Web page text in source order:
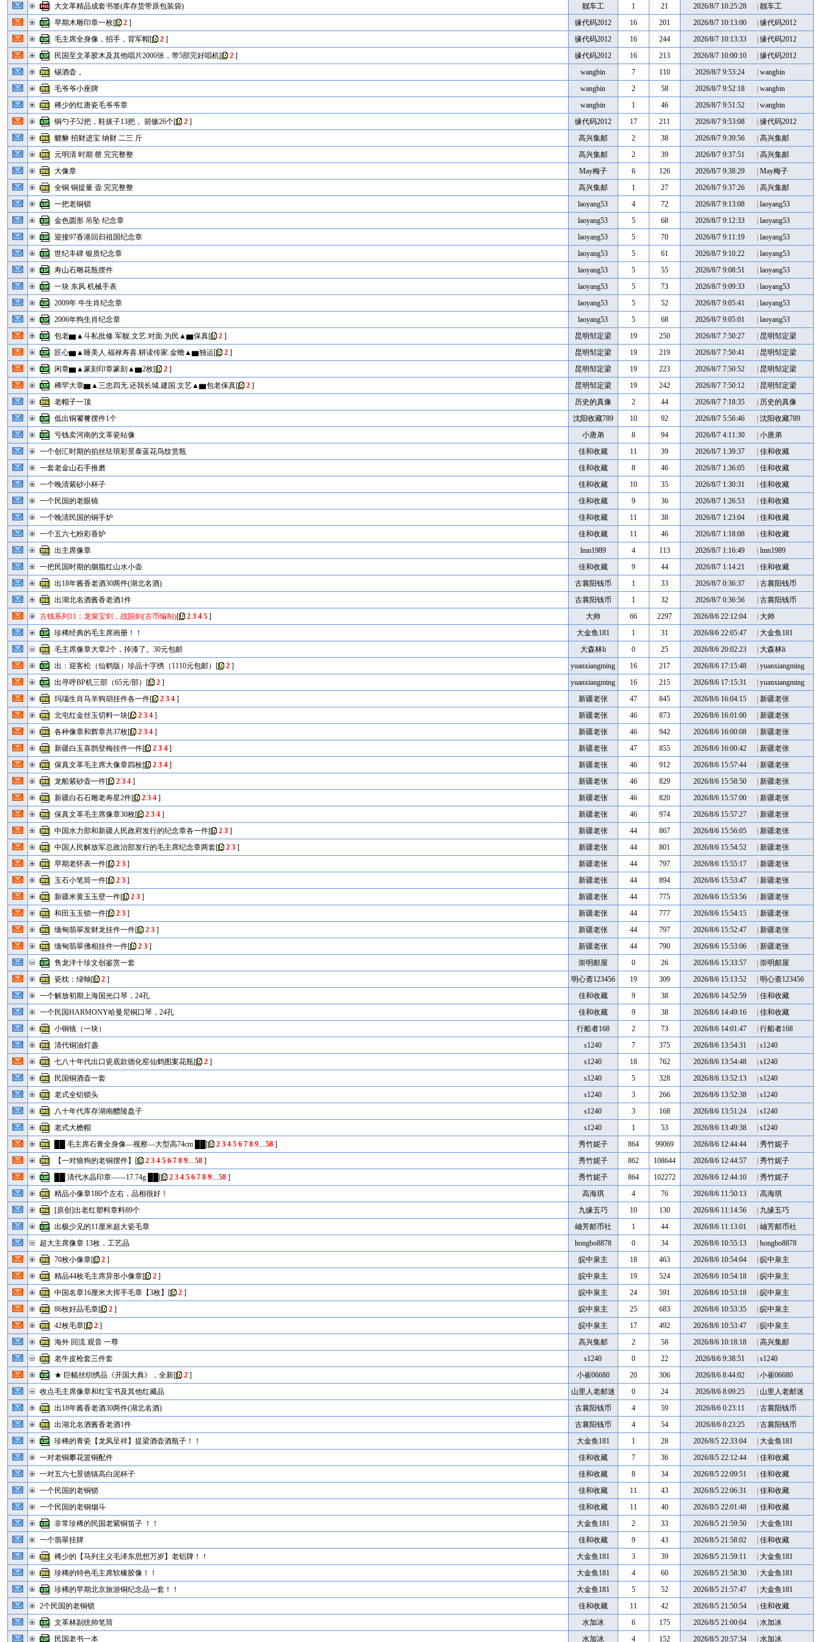
靓车工 1 21 2026/8/7 10:25:28 靓车工
大文革精品成套书签(库存货带原包装袋)
缘代码2012
16 201 2026/8/7 10:13:00 缘代码2012
早期木雕印章一枚[ 2 ]
缘代码2012
16 244 2026/8/7 10:13:33 缘代码2012
毛主席全身像，招手，背军帽[ 2 ]
缘代码2012
16 213 2026/8/7 10:00:10 缘代码2012
民国至文革胶木及其他唱片2000张，带5部完好唱机[ 2 ]
wangbin
7 110 2026/8/7 9:53:24 wangbin
锡酒壶，
wangbin
2 58 2026/8/7 9:52:18 wangbin
毛爷爷小座牌
wangbin
1 46 2026/8/7 9:51:52 wangbin
稀少的红唐瓷毛爷爷章
缘代码2012
17 211 2026/8/7 9:53:08 缘代码2012
铜勺子52把，鞋拔子13把， 箭镞26个[ 2 ]
高兴集邮
2 38 2026/8/7 9:39:56 高兴集邮
貔貅 招财进宝 纳财 二三 斤
高兴集邮
2 39 2026/8/7 9:37:51 高兴集邮
元明清 时期 罄 完完整整
May梅子
6 126 2026/8/7 9:38:29 May梅子
大像章
高兴集邮
1 27 2026/8/7 9:37:26 高兴集邮
全铜 铜提量 壶 完完整整
laoyang53
4 72 2026/8/7 9:13:08 laoyang53
一把老铜锁
laoyang53
5 68 2026/8/7 9:12:33 laoyang53
金色圆形 吊坠 纪念章
laoyang53
5 70 2026/8/7 9:11:19 laoyang53
迎接97香港回归祖国纪念章
laoyang53
5 61 2026/8/7 9:10:22 laoyang53
世纪丰碑 银质纪念章
laoyang53
5 55 2026/8/7 9:08:51 laoyang53
寿山石雕花瓶摆件
laoyang53
5 73 2026/8/7 9:09:33 laoyang53
一块 东风 机械手表
laoyang53
5 52 2026/8/7 9:05:41 laoyang53
2009年 牛生肖纪念章
laoyang53
5 68 2026/8/7 9:05:01 laoyang53
2006年狗生肖纪念章
昆明邹定梁
19 250 2026/8/7 7:50:27 昆明邹定梁
包老▆▲斗私批修.军舰.文艺.对面.为民▲▆保真[ 2 ]
昆明邹定梁
19 219 2026/8/7 7:50:41 昆明邹定梁
匠心▆▲睡美人.福禄寿喜.耕读传家.金蟾▲▆独运[ 2 ]
昆明邹定梁
19 223 2026/8/7 7:50:52 昆明邹定梁
闲章▆▲篆刻印章篆刻▲▆2枚[ 2 ]
昆明邹定梁
19 242 2026/8/7 7:50:12 昆明邹定梁
稀罕大章▆▲三忠四无.还我长城.建国.文艺▲▆包老保真[ 2 ]
历史的真像
2 44 2026/8/7 7:18:35 历史的真像
老帽子一顶
沈阳收藏789
10 92 2026/8/7 5:56:46 沈阳收藏789
低出铜饕餮摆件1个
小唐弟
8 94 2026/8/7 4:11:30 小唐弟
亏钱卖河南的文革瓷站像
佳和收藏
11 39 2026/8/7 1:39:37 佳和收藏
一个创汇时期的掐丝珐琅彩景泰蓝花鸟纹赏瓶
佳和收藏
8 46 2026/8/7 1:36:05 佳和收藏
一套老金山石手推磨
佳和收藏
10 35 2026/8/7 1:30:31 佳和收藏
一个晚清紫砂小杯子
佳和收藏
9 36 2026/8/7 1:26:53 佳和收藏
一个民国的老眼镜
佳和收藏
11 38 2026/8/7 1:23:04 佳和收藏
一个晚清民国的铜手炉
佳和收藏
11 46 2026/8/7 1:18:08 佳和收藏
一个五六七粉彩香炉
lmn1989
4 113 2026/8/7 1:16:49 lmn1989
出主席像章
佳和收藏
9 44 2026/8/7 1:14:21 佳和收藏
一把民国时期的胭脂红山水小壶
古襄阳钱币
1 33 2026/8/7 0:36:37 古襄阳钱币
出18年酱香老酒30两件(湖北名酒)
古襄阳钱币
1 32 2026/8/7 0:36:56 古襄阳钱币
出湖北名酒酱香老酒1件
大帅
66 2297 2026/8/6 22:12:04 大帅
古钱系列11：龙泉宝剑，战国剑(古币编制)[ 2 3 4 5 ]
大金鱼181
1 31 2026/8/6 22:05:47 大金鱼181
珍稀经典的毛主席画册！！
大森林li
0 25 2026/8/6 20:02:23 大森林li
毛主席像章大章2个，掉漆了。30元包邮
yuanxiangming
16 217 2026/8/6 17:15:48 yuanxiangming
出：迎客松（仙鹤版）珍品十字绣（1110元包邮） [ 2 ]
yuanxiangming
16 215 2026/8/6 17:15:31 yuanxiangming
出寻呼BP机三部（65元/部） [ 2 ]
新疆老张
47 845 2026/8/6 16:04:15 新疆老张
玛瑙生肖马羊狗胡挂件各一件[ 2 3 4 ]
新疆老张
46 873 2026/8/6 16:01:00 新疆老张
北屯红金丝玉切料一块[ 2 3 4 ]
新疆老张
46 942 2026/8/6 16:00:08 新疆老张
各种像章和辉章共37枚[ 2 3 4 ]
新疆老张
47 855 2026/8/6 16:00:42 新疆老张
新疆白玉喜鹊登梅挂件一件[ 2 3 4 ]
新疆老张
46 912 2026/8/6 15:57:44 新疆老张
保真文革毛主席大像章四枚[ 2 3 4 ]
新疆老张
46 829 2026/8/6 15:58:50 新疆老张
龙船紫砂壶一件[ 2 3 4 ]
新疆老张
46 820 2026/8/6 15:57:00 新疆老张
新疆白石石雕老寿星2件[ 2 3 4 ]
新疆老张
46 974 2026/8/6 15:57:27 新疆老张
保真文革毛主席像章30枚[ 2 3 4 ]
新疆老张
44 867 2026/8/6 15:56:05 新疆老张
中国水力部和新疆人民政府发行的纪念章各一件[ 2 3 ]
新疆老张
44 801 2026/8/6 15:54:52 新疆老张
中国人民解放军总政治部发行的毛主席纪念章两套[ 2 3 ]
新疆老张
44 797 2026/8/6 15:55:17 新疆老张
早期老怀表一件[ 2 3 ]
新疆老张
44 894 2026/8/6 15:53:47 新疆老张
玉石小笔筒一件[ 2 3 ]
新疆老张
44 775 2026/8/6 15:53:56 新疆老张
新疆米黄玉玉壁一件[ 2 3 ]
新疆老张
44 777 2026/8/6 15:54:15 新疆老张
和田玉玉锁一件[ 2 3 ]
新疆老张
44 797 2026/8/6 15:52:47 新疆老张
缅甸翡翠发财龙挂件一件[ 2 3 ]
新疆老张
44 790 2026/8/6 15:53:06 新疆老张
缅甸翡翠佛相挂件一件[ 2 3 ]
崇明邮屋
0 26 2026/8/6 15:33:57 崇明邮屋
售龙洋十珍文创鉴赏一套
明心斋123456
19 309 2026/8/6 15:13:52 明心斋123456
瓷枕：绿蚰[ 2 ]
佳和收藏
9 38 2026/8/6 14:52:59 佳和收藏
一个解放初期上海国光口琴，24孔
佳和收藏
9 38 2026/8/6 14:49:16 佳和收藏
一个民国HARMONY哈曼尼铜口琴，24孔
行船者168
2 73 2026/8/6 14:01:47 行船者168
小铜镜（一块）
s1240
7 375 2026/8/6 13:54:31 s1240
清代铜油灯盏
s1240
18 762 2026/8/6 13:54:48 s1240
七八十年代出口瓷底款德化窑仙鹤图案花瓶[ 2 ]
s1240
5 328 2026/8/6 13:52:13 s1240
民国铜酒壶一套
s1240
3 266 2026/8/6 13:52:38 s1240
老式全铝锁头
s1240
3 168 2026/8/6 13:51:24 s1240
八十年代库存湖南醴陵盘子
s1240
1 53 2026/8/6 13:49:38 s1240
老式大檐帽
秀竹妮子
864 99069 2026/8/6 12:44:44 秀竹妮子
██ 毛主席石膏全身像—视察—大型高74cm ██ [ 2 3 4 5 6 7 8 9....58 ]
秀竹妮子
862 108644 2026/8/6 12:44:57 秀竹妮子
【一对狼狗的老铜摆件】 [ 2 3 4 5 6 7 8 9....58 ]
秀竹妮子
864 102272 2026/8/6 12:44:10 秀竹妮子
██ 清代水晶印章——17.74g ██ [ 2 3 4 5 6 7 8 9....58 ]
高海琪
4 76 2026/8/6 11:50:13 高海琪
精品小像章180个左右，品相很好！
九缘五巧
10 130 2026/8/6 11:14:56 九缘五巧
[原创]出老红塑料章料89个
岫芳邮币社
1 44 2026/8/6 11:13:01 岫芳邮币社
出极少见的11厘米超大瓷毛章
hongbo8878
0 34 2026/8/6 10:55:13 hongbo8878
超大主席像章 13枚，工艺品
皖中泉主
18 463 2026/8/6 10:54:04 皖中泉主
70枚小像章[ 2 ]
皖中泉主
19 524 2026/8/6 10:54:18 皖中泉主
精品44枚毛主席异形小像章[ 2 ]
皖中泉主
24 591 2026/8/6 10:53:18 皖中泉主
中国名章16厘米大挥手毛章【3枚】 [ 2 ]
皖中泉主
25 683 2026/8/6 10:53:35 皖中泉主
86枚好品毛章[ 2 ]
皖中泉主
17 492 2026/8/6 10:53:47 皖中泉主
42枚毛章[ 2 ]
高兴集邮
2 58 2026/8/6 10:18:18 高兴集邮
海外 回流 观音 一尊
s1240
0 22 2026/8/6 9:38:51 s1240
老牛皮枪套三件套
小崔06680
20 306 2026/8/6 8:44:02 小崔06680
★ 巨幅丝织绣品《开国大典》，全新[ 2 ]
山里人老邮迷
0 24 2026/8/6 8:09:25 山里人老邮迷
收点毛主席像章和红宝书及其他红藏品
古襄阳钱币
4 59 2026/8/6 0:23:11 古襄阳钱币
出18年酱香老酒30两件(湖北名酒)
古襄阳钱币
4 54 2026/8/6 0:23:25 古襄阳钱币
出湖北名酒酱香老酒1件
大金鱼181
1 28 2026/8/5 22:33:04 大金鱼181
珍稀的青瓷【龙凤呈祥】提梁酒壶酒瓶子！！
佳和收藏
7 36 2026/8/5 22:12:44 佳和收藏
一对老铜攀花篮铜配件
佳和收藏
8 34 2026/8/5 22:09:51 佳和收藏
一对五六七景徳镇高白泥杯子
佳和收藏
11 43 2026/8/5 22:06:31 佳和收藏
一个民国的老铜锁
佳和收藏
11 40 2026/8/5 22:01:48 佳和收藏
一个民国的老铜烟斗
大金鱼181
2 33 2026/8/5 21:59:50 大金鱼181
非常珍稀的民国老紫铜笛子 ！！
佳和收藏
9 43 2026/8/5 21:58:02 佳和收藏
一个翡翠挂牌
大金鱼181
3 39 2026/8/5 21:59:11 大金鱼181
稀少的【马列主义毛泽东思想万岁】老铝牌！！
大金鱼181
4 60 2026/8/5 21:58:30 大金鱼181
珍稀的特色毛主席软橡胶像！！
大金鱼181
5 52 2026/8/5 21:57:47 大金鱼181
珍稀的早期北京旅游铜纪念品一套！！
佳和收藏
11 42 2026/8/5 21:50:54 佳和收藏
2个民国的老铜锁
水加冰
6 175 2026/8/5 21:00:04 水加冰
文革林副统帅笔筒
水加冰
4 152 2026/8/5 20:57:34 水加冰
民国老书一本